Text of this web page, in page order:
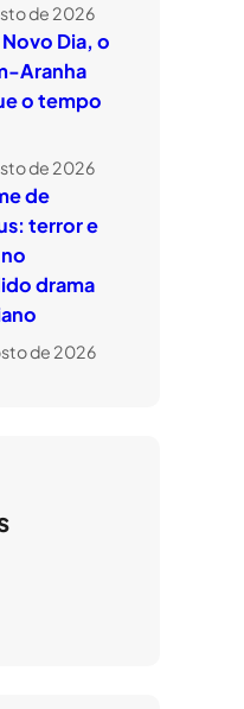
de 2026
Dia, o
Aranha
o tempo
de 2026
de
terror e
drama
de 2026